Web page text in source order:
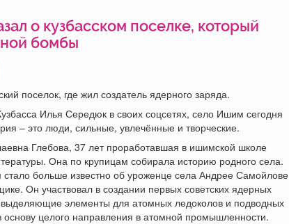
о кузбасском поселке, который
бомбы
поселок, где жил создатель ядерного заряда.
Илья Середюк в своих соцсетях, село Ишим сегодня
– это люди, сильные, увлечённые и творческие.
Глебова, 37 лет проработавшая в ишимской школе
Она по крупицам собирала историю родного села.
больше известно об уроженце села Андрее Самойлове
Он участвовал в создании первых советских ядерных
элементы для атомных ледоколов и подводных
основу целого направления в атомной промышленности.